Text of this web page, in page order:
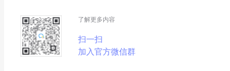
了解更多内容
扫一扫
加入官方微信群